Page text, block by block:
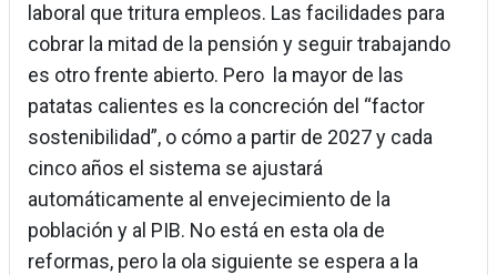
laboral que tritura empleos. Las facilidades para
cobrar la mitad de la pensión y seguir trabajando
es otro frente abierto. Pero la mayor de las
patatas calientes es la concreción del “factor
sostenibilidad”, o cómo a partir de 2027 y cada
cinco años el sistema se ajustará
automáticamente al envejecimiento de la
población y al PIB. No está en esta ola de
reformas, pero la ola siguiente se espera a la